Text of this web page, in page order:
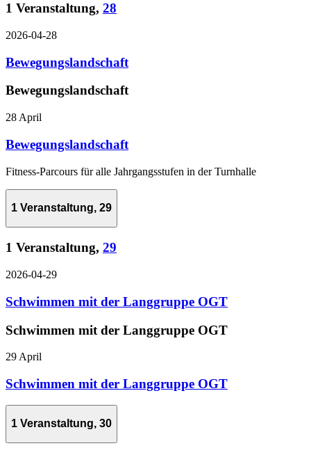
1 Veranstaltung, 28
2026-04-28
Bewegungslandschaft
Bewegungslandschaft
28 April
Bewegungslandschaft
Fitness-Parcours für alle Jahrgangsstufen in der Turnhalle
1 Veranstaltung, 29
1 Veranstaltung, 29
2026-04-29
Schwimmen mit der Langgruppe OGT
Schwimmen mit der Langgruppe OGT
29 April
Schwimmen mit der Langgruppe OGT
1 Veranstaltung, 30